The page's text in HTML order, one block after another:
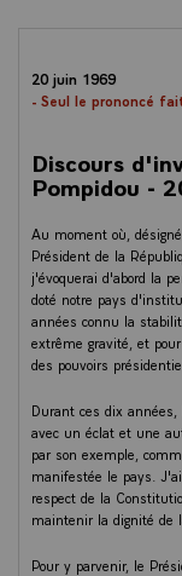
20 juin 1969
- Seul le prononcé
Discours
Pompidou -
Au moment où,
Président de la
j'évoquerai d'abord la
doté notre pays
années connu la
extrême gravité, et
des pouvoirs
Durant ces dix années,
avec un éclat et une
par son exemple,
manifestée le pays.
respect de la
maintenir la dignité de
Pour y parvenir, le